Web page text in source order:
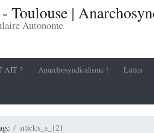
Toulouse |
Autonome
AIT ? Anarchosyndicalisme ! Luttes
articles_a_121